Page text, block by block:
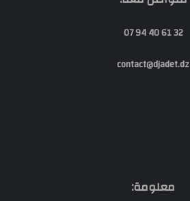
32 61 40 94 07
contact@djadet.dz
معلومة: